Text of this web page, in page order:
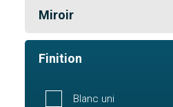
Miroir
Finition
Blanc uni